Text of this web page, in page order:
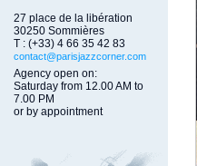
27 place de la libération
30250 Sommières
T : (+33) 4 66 35 42 83
contact@parisjazzcorner.com
Agency open on:
Saturday from 12.00 AM to
7.00 PM
or by appointment